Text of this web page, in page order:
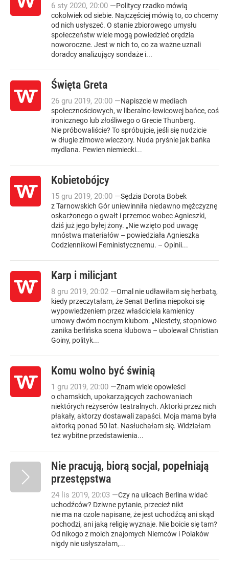
6 sty 2020, 20:00 —Politycy rzadko mówią
cokolwiek od siebie. Najczęściej mówią to, co chcemy
od nich usłyszeć. O stanie zbiorowego umysłu
społeczeństw wiele mogą powiedzieć orędzia
noworoczne. Jest w nich to, co za ważne uznali
doradcy analizujący sondaże i...
Święta Greta
26 gru 2019, 20:00 —Napiszcie w mediach
społecznościowych, w liberalno-lewicowej bańce, coś
ironicznego lub złośliwego o Grecie Thunberg.
Nie próbowaliście? To spróbujcie, jeśli się nudzicie
w długie zimowe wieczory. Nuda pryśnie jak bańka
mydlana. Pewien niemiecki...
Kobietobójcy
15 gru 2019, 20:00 —Sędzia Dorota Bobek
z Tarnowskich Gór uniewinniła niedawno mężczyznę
oskarżonego o gwałt i przemoc wobec Agnieszki,
dziś już jego byłej żony. „Nie wzięto pod uwagę
mnóstwa materiałów – powiedziała Agnieszka
Codziennikowi Feministycznemu. – Opinii...
Karp i milicjant
8 gru 2019, 20:02 —Omal nie udławiłam się herbatą,
kiedy przeczytałam, że Senat Berlina niepokoi się
wypowiedzeniem przez właściciela kamienicy
umowy dwóm nocnym klubom. „Niestety, stopniowo
zanika berlińska scena klubowa – ubolewał Christian
Goiny, polityk...
Komu wolno być świnią
1 gru 2019, 20:00 —Znam wiele opowieści
o chamskich, upokarzających zachowaniach
niektórych reżyserów teatralnych. Aktorki przez nich
płakały, aktorzy dostawali zapaści. Moja mama była
aktorką ponad 50 lat. Nasłuchałam się. Widziałam
też wybitne przedstawienia...
Nie pracują, biorą socjal, popełniają
przestępstwa
24 lis 2019, 20:03 —Czy na ulicach Berlina widać
uchodźców? Dziwne pytanie, przecież nikt
nie ma na czole napisane, że jest uchodźcą ani skąd
pochodzi, ani jaką religię wyznaje. Nie boicie się tam?
Od nikogo z moich znajomych Niemców i Polaków
nigdy nie usłyszałam,...